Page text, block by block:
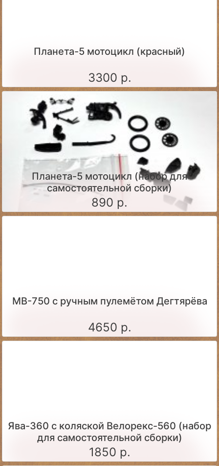
Планета-5 мотоцикл (красный)
3300 р.
Планета-5 мотоцикл (набор для
самостоятельной сборки)
890 р.
МВ-750 с ручным пулемётом Дегтярёва
4650 р.
Ява-360 c коляской Велорекс-560 (набор
для самостоятельной сборки)
1850 р.